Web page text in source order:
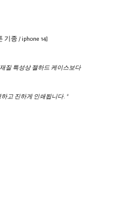
기종 / iphone 14]
질 특성상 젤하드 케이스보다
고 진하게 인쇄됩니다. *